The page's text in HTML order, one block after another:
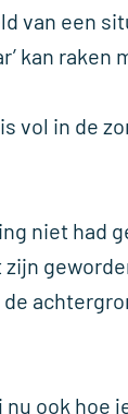
van een
kan raken
vol in de
niet had
nu ook hoe